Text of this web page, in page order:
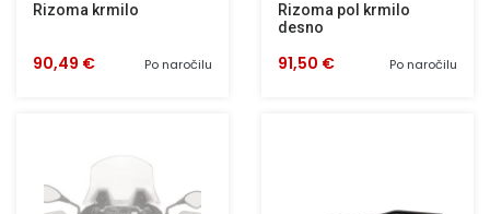
Rizoma krmilo
Po naročilu
90,49 €
Rizoma pol krmilo
desno
Po naročilu
91,50 €